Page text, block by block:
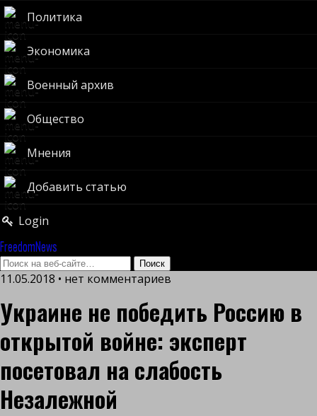
Политика
Экономика
Военный архив
Общество
Мнения
Добавить статью
Login
FreedomNews
11.05.2018 • нет комментариев
Украине не победить Россию в
открытой войне: эксперт
посетовал на слабость
Незалежной